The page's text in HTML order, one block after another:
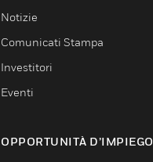
Notizie
Comunicati Stampa
Investitori
Eventi
OPPORTUNITÀ D’IMPIEGO